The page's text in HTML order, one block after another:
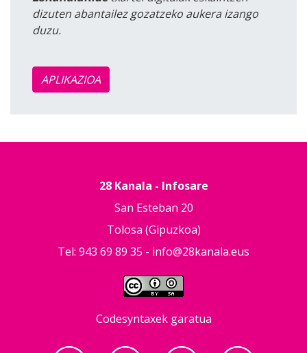
dizuten abantailez gozatzeko aukera izango
duzu.
APLIKAZIOA
28 Kanala - Infosare
San Esteban 20
Tolosa (Gipuzkoa)
Tel: 943 69 89 35 - info@28kanala.eus
Codesyntaxek garatua